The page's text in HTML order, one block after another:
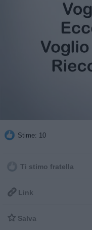
Stime: 10
Ti stimo fratella
 Link
 Salva